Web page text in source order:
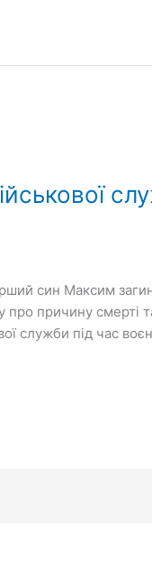
син Максим
причину смерті
служби під час